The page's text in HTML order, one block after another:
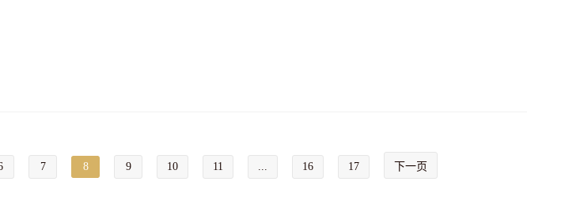
7 8 9 10 11 ... 16 17 下一页